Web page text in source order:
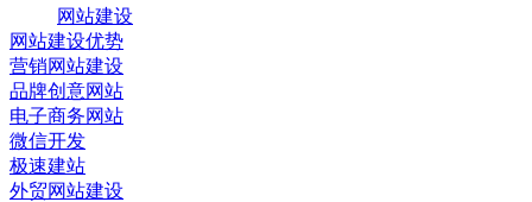
网站建设
网站建设优势
营销网站建设
品牌创意网站
电子商务网站
微信开发
极速建站
外贸网站建设